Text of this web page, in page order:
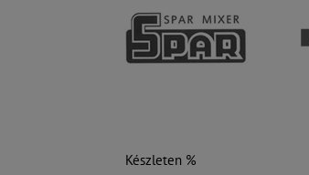
Készleten %